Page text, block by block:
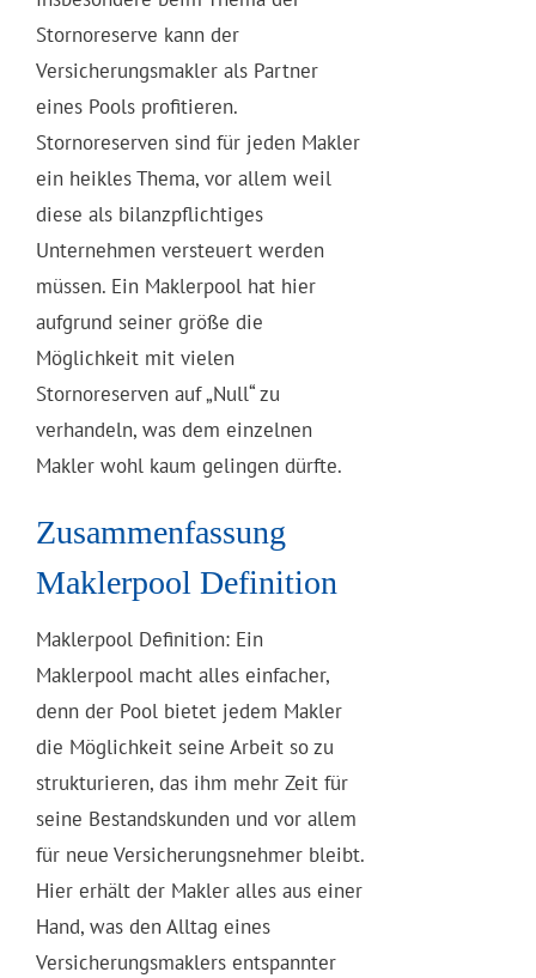
Stornoreserve kann der
Versicherungsmakler als Partner
eines Pools profitieren.
Stornoreserven sind für jeden Makler
ein heikles Thema, vor allem weil
diese als bilanzpflichtiges
Unternehmen versteuert werden
müssen. Ein Maklerpool hat hier
aufgrund seiner größe die
Möglichkeit mit vielen
Stornoreserven auf „Null“ zu
verhandeln, was dem einzelnen
Makler wohl kaum gelingen dürfte.
Zusammenfassung
Maklerpool Definition
Maklerpool Definition: Ein
Maklerpool macht alles einfacher,
denn der Pool bietet jedem Makler
die Möglichkeit seine Arbeit so zu
strukturieren, das ihm mehr Zeit für
seine Bestandskunden und vor allem
für neue Versicherungsnehmer bleibt.
Hier erhält der Makler alles aus einer
Hand, was den Alltag eines
Versicherungsmaklers entspannter